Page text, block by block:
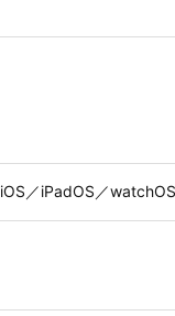
iOS／iPadOS／